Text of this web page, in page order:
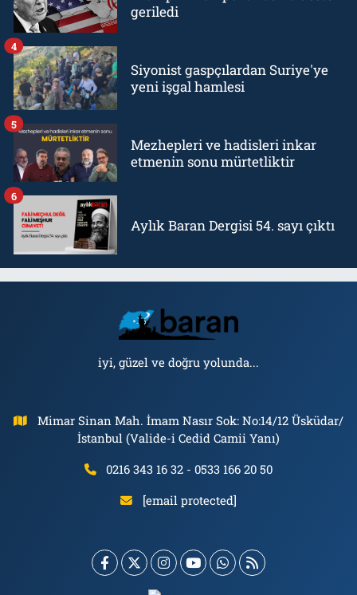
geriledi
Siyonist gaspçılardan Suriye'ye
yeni işgal hamlesi
4
Mezhepleri ve hadisleri inkar
etmenin sonu mürtetliktir
5
Aylık Baran Dergisi 54. sayı çıktı
6
iyi, güzel ve doğru yolunda...
Mimar Sinan Mah. İmam Nasır Sok: No:14/12 Üsküdar/
İstanbul (Valide-i Cedid Camii Yanı)
0216 343 16 32 - 0533 166 20 50
[email protected]